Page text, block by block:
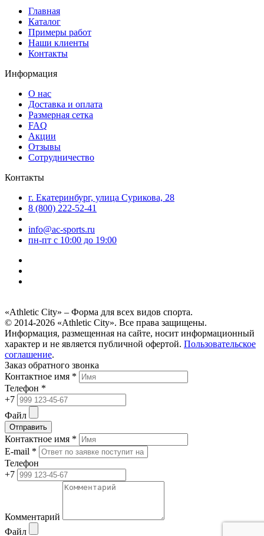
Главная
Каталог
Примеры работ
Наши клиенты
Контакты
Информация
О нас
Доставка и оплата
Размерная сетка
FAQ
Акции
Отзывы
Сотрудничество
Контакты
г. Екатеринбург, улица Сурикова, 28
8 (800) 222-52-41
info@ac-sports.ru
пн-пт c 10:00 до 19:00
«Athletic City» – Форма для всех видов спорта.
© 2014-2026 «Athletic City». Все права защищены.
Информация, размещенная на сайте, носит информационный
характер и не является публичной офертой. Пользовательское
соглашение.
Заказ обратного звонка
Контактное имя *
Телефон *
+7
Файл
Отправить
Контактное имя *
E-mail *
Телефон
+7
Комментарий
Файл